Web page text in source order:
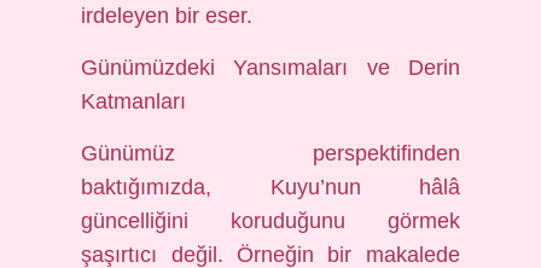
irdeleyen bir eser.
Günümüzdeki Yansımaları ve Derin
Katmanları
Günümüz perspektifinden
baktığımızda, Kuyu’nun hâlâ
güncelliğini koruduğunu görmek
şaşırtıcı değil. Örneğin bir makalede